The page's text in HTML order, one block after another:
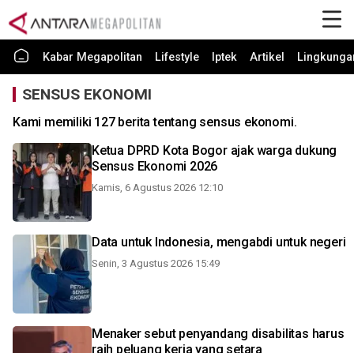
Kabar Megapolitan Lifestyle Iptek Artikel
SENSUS EKONOMI
Kami memiliki 127 berita tentang sensus ekonomi.
Ketua DPRD Kota Bogor ajak warga dukung
Sensus Ekonomi 2026
Kamis, 6 Agustus 2026 12:10
Data untuk Indonesia, mengabdi untuk negeri
Senin, 3 Agustus 2026 15:49
Menaker sebut penyandang disabilitas harus
raih peluang kerja yang setara